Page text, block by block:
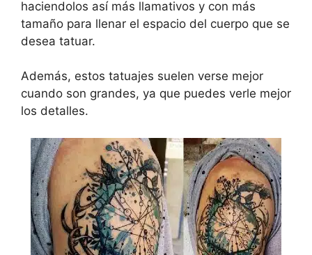
haciendolos así más llamativos y con más
tamaño para llenar el espacio del cuerpo que se
desea tatuar.
Además, estos tatuajes suelen verse mejor
cuando son grandes, ya que puedes verle mejor
los detalles.